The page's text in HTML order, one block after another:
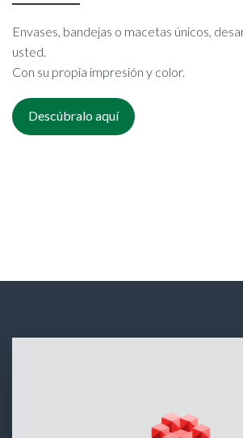
Envases, bandejas o macetas únicos,
usted.
Con su propia impresión y color.
Descúbralo aquí